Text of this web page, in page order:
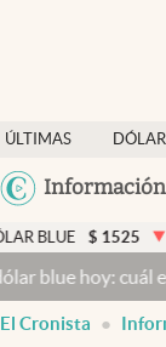
ÚLTIMAS
NOTICIAS
DÓLAR
Dólar
Members
Economía y Política
Finanzas y Mercados
Mercados
1525 -0.33%
cuál es la
El Cronista